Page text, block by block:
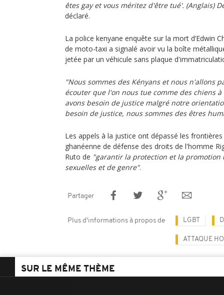
êtes gay et vous méritez d'être tué'. (Anglais)
déclaré.
La police kenyane enquête sur la mort d’Edwin
de moto-taxi a signalé avoir vu la boîte
jetée par un véhicule sans plaque
"Nous sommes des Kényans et nous n'allons
écouter que l'on nous tue comme des chiens
avons besoin de justice malgré notre
besoin de justice, nous sommes des êtres
Les appels à la justice ont dépassé les
ghanéenne de défense des droits de l'homme
Ruto de "garantir la protection et la promotion
sexuelles et de genre".
Partager
Plus d'informations à propos de LGBT
ATTAQUE
SUR LE MÊME THÈME